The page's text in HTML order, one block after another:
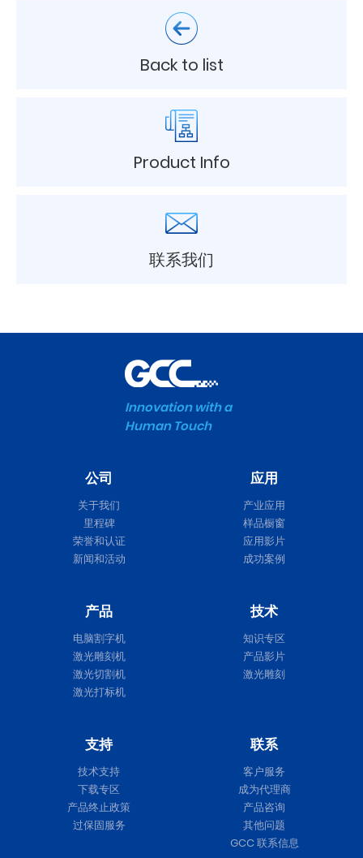
Back to list
Product Info
联系我们
Innovation with a
Human Touch
公司
关于我们
里程碑
荣誉和认证
新闻和活动
应用
产业应用
样品橱窗
应用影片
成功案例
产品
电脑割字机
激光雕刻机
激光切割机
激光打标机
技术
知识专区
产品影片
激光雕刻
支持
技术支持
下载专区
产品终止政策
过保固服务
联系
客户服务
成为代理商
产品咨询
其他问题
GCC 联系信息